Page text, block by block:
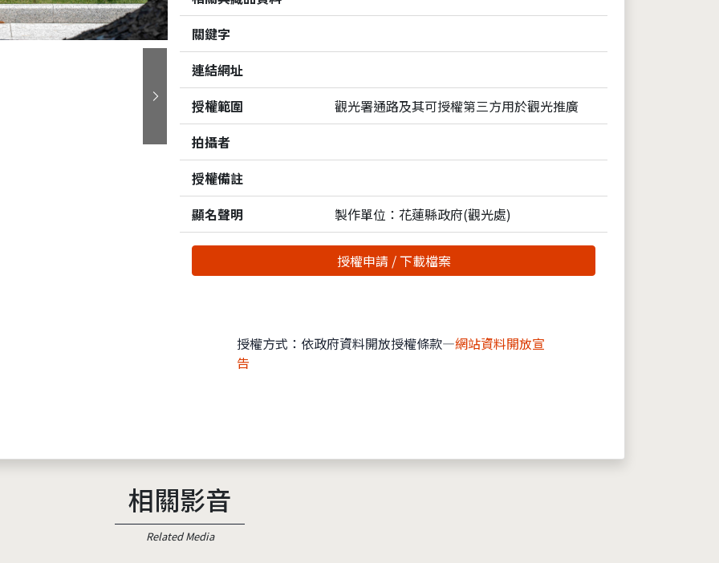
下一張
關鍵字
連結網址
授權範圍
觀光署通路及其可授權第三方用於觀光推廣
拍攝者
授權備註
顯名聲明
製作單位：花蓮縣政府(觀光處)
授權申請 / 下載檔案
授權方式：依政府資料開放授權條款—網站資料開放宣
告
相關影音
Related Media